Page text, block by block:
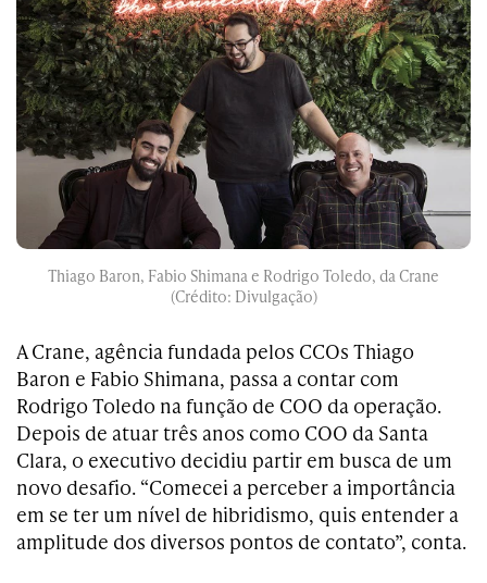
Thiago Baron, Fabio Shimana e Rodrigo Toledo, da Crane
(Crédito: Divulgação)
A Crane, agência fundada pelos CCOs Thiago
Baron e Fabio Shimana, passa a contar com
Rodrigo Toledo na função de COO da operação.
Depois de atuar três anos como COO da Santa
Clara, o executivo decidiu partir em busca de um
novo desafio. “Comecei a perceber a importância
em se ter um nível de hibridismo, quis entender a
amplitude dos diversos pontos de contato”, conta.